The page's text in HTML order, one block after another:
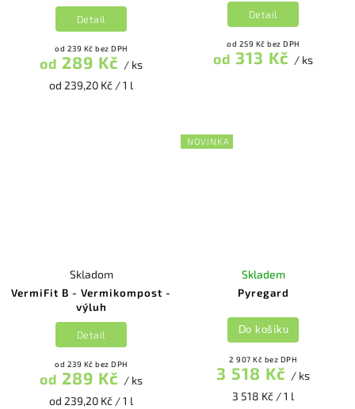
od 239 Kč bez DPH
od 289 Kč / ks
od 239,20 Kč / 1 l
Detail
od 259 Kč bez DPH
od 313 Kč / ks
Detail
VermiFit B - Vermikompost -
výluh
Skladom
od 239 Kč bez DPH
od 289 Kč / ks
od 239,20 Kč / 1 l
Detail
NOVINKA
Pyregard
Skladem
2 907 Kč bez DPH
3 518 Kč / ks
3 518 Kč / 1 l
Do košíku